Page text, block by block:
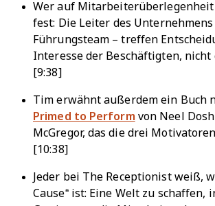
Wer auf
fest: Die Leiter des Unternehmens
Führungsteam – treffen
Interesse der Beschäftigten, nicht
[9:38]
Tim erwähnt außerdem ein Buch
Primed to Perform von Neel
McGregor, das die drei
[10:38]
Jeder bei The Receptionist weiß,
Cause“ ist: Eine Welt zu schaffen,